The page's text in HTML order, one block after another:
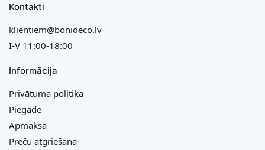
Kontakti
klientiem@bonideco.lv
I-V 11:00-18:00
Informācija
Privātuma politika
Piegāde
Apmaksa
Preču atgriešana